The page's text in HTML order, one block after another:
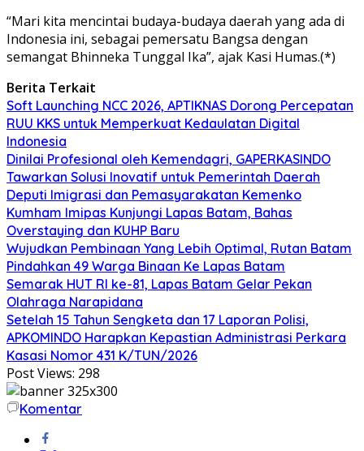
“Mari kita mencintai budaya-budaya daerah yang ada di
Indonesia ini, sebagai pemersatu Bangsa dengan
semangat Bhinneka Tunggal Ika”, ajak Kasi Humas.(*)
Berita Terkait
Soft Launching NCC 2026, APTIKNAS Dorong Percepatan
RUU KKS untuk Memperkuat Kedaulatan Digital
Indonesia
Dinilai Profesional oleh Kemendagri, GAPERKASINDO
Tawarkan Solusi Inovatif untuk Pemerintah Daerah
Deputi Imigrasi dan Pemasyarakatan Kemenko
Kumham Imipas Kunjungi Lapas Batam, Bahas
Overstaying dan KUHP Baru
Wujudkan Pembinaan Yang Lebih Optimal, Rutan Batam
Pindahkan 49 Warga Binaan Ke Lapas Batam
Semarak HUT RI ke-81, Lapas Batam Gelar Pekan
Olahraga Narapidana
Setelah 15 Tahun Sengketa dan 17 Laporan Polisi,
APKOMINDO Harapkan Kepastian Administrasi Perkara
Kasasi Nomor 431 K/TUN/2026
Post Views: 298
Komentar